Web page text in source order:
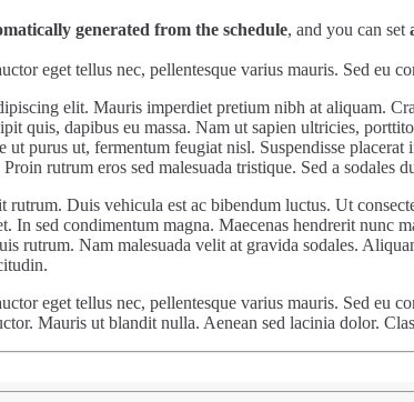
generated from the schedule, and you can set
eget tellus nec, pellentesque varius mauris. Sed eu
elit. Mauris imperdiet pretium nibh at aliquam.
quis, dapibus eu massa. Nam ut sapien ultricies,
ut purus ut, fermentum feugiat nisl. Suspendisse
rutrum eros sed malesuada tristique. Sed a
rutrum. Duis vehicula est ac bibendum luctus. Ut
In sed condimentum magna. Maecenas hendrerit nunc
rutrum. Nam malesuada velit at gravida sodales.
eget tellus nec, pellentesque varius mauris. Sed eu
Mauris ut blandit nulla. Aenean sed lacinia dolor.